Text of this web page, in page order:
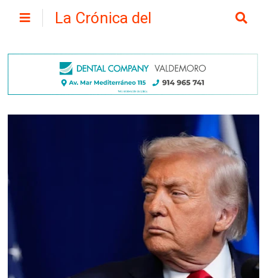
La Crónica del